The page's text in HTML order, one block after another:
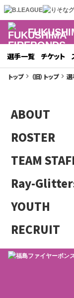
選手一覧 チケット
トップkeyboard_arrow_right （旧）トップkeyboard_arrow_right 選
ABOUT
ROSTER
TEAM
Ray-
YOUTH
RECRUIT